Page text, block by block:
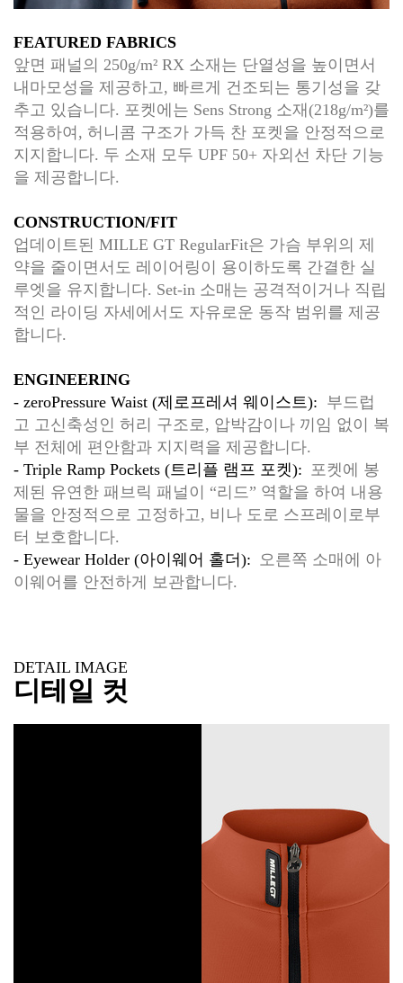
FEATURED FABRICS
앞면 패널의 250g/m² RX 소재는 단열성을 높이면서
내마모성을 제공하고, 빠르게 건조되는 통기성을 갖
추고 있습니다. 포켓에는 Sens Strong 소재(218g/m²)를
적용하여, 허니콤 구조가 가득 찬 포켓을 안정적으로
지지합니다. 두 소재 모두 UPF 50+ 자외선 차단 기능
을 제공합니다.
CONSTRUCTION/FIT
업데이트된 MILLE GT RegularFit은 가슴 부위의 제
약을 줄이면서도 레이어링이 용이하도록 간결한 실
루엣을 유지합니다. Set-in 소매는 공격적이거나 직립
적인 라이딩 자세에서도 자유로운 동작 범위를 제공
합니다.
ENGINEERING
- zeroPressure Waist (제로프레셔 웨이스트): 부드럽
고 고신축성인 허리 구조로, 압박감이나 끼임 없이 복
부 전체에 편안함과 지지력을 제공합니다.
- Triple Ramp Pockets (트리플 램프 포켓): 포켓에 봉
제된 유연한 패브릭 패널이 “리드” 역할을 하여 내용
물을 안정적으로 고정하고, 비나 도로 스프레이로부
터 보호합니다.
- Eyewear Holder (아이웨어 홀더):
오른쪽 소매에 아
이웨어를 안전하게 보관합니다.
DETAIL IMAGE
디테일 컷